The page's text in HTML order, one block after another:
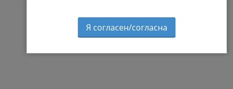
Я согласен/согласна